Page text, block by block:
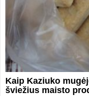
Kaip Kaziuko
šviežius maisto